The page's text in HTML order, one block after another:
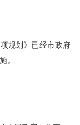
规划》已经市政府
。